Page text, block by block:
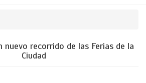
nuevo recorrido de las Ferias de la
Ciudad